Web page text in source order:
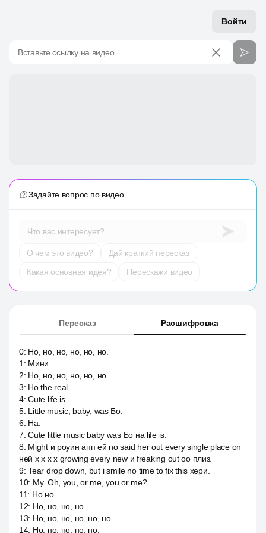
Войти
Вставьте ссылку на видео
Задайте вопрос по видео
Что вас интересует?
О чем это видео?
Дай краткий пересказ
Какая основная идея?
Перескажи видео
Пересказ Расшифровка
0: Но, но, но, но, но, но.
1 : Мини
2: Но, но, но, но, но, но.
3: Но the real.
4:Cute life is.
5: Little music, baby, was Бо.
6: На.
7:Cute little music baby was Бо на life is.
8: Might и роуин апп ей no said her out every single place on
ней х х х х growing every new и freaking out оо плиз.
9:Tear drop down, but i smile no time to fix this хери.
10: My. Oh, you, or me, you or me?
11: Но но.
12: Но, но, но, но.
13: Но, но, но, но, но, но.
14: Но, но, но, но, но.